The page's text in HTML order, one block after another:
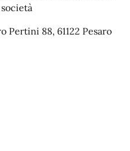
Pertini 88, 61122 Pesaro